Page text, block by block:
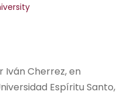
Iván Cherrez, en
Espíritu Santo,